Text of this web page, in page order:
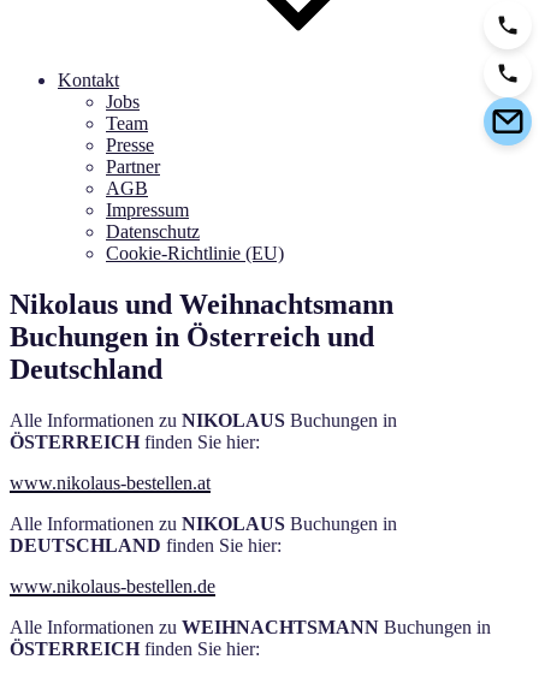
Kontakt
Jobs
Team
Presse
Partner
AGB
Impressum
Datenschutz
Cookie-Richtlinie (EU)
Nikolaus und Weihnachtsmann
Buchungen in Österreich und
Deutschland
Alle Informationen zu NIKOLAUS Buchungen in
ÖSTERREICHfinden Sie hier:
www.nikolaus-bestellen.at
Alle Informationen zu NIKOLAUS Buchungen in
DEUTSCHLAND finden Sie hier:
www.nikolaus-bestellen.de
Alle Informationen zu WEIHNACHTSMANN Buchungen in
ÖSTERREICHfinden Sie hier: